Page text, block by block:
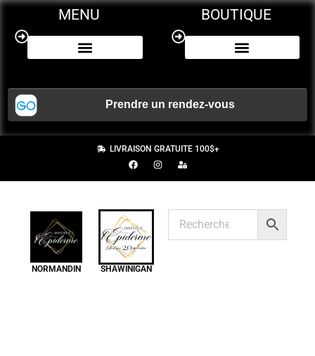
MENU BOUTIQUE
LIVRAISON GRATUITE 100$+
NORMANDIN SHAWINIGAN